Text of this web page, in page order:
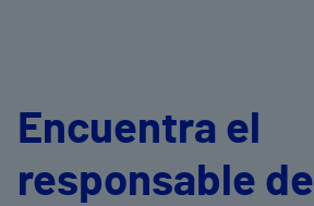
Encuentra el
responsable de